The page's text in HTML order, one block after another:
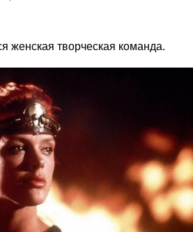
женская творческая команда.